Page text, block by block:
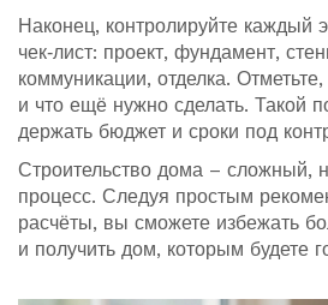
Наконец, контролируйте каждый
чек‑лист: проект, фундамент,
коммуникации, отделка.
и что ещё нужно сделать. Такой
держать бюджет и сроки под
Строительство дома – сложный,
процесс. Следуя простым
расчёты, вы сможете избежать
и получить дом, которым будете